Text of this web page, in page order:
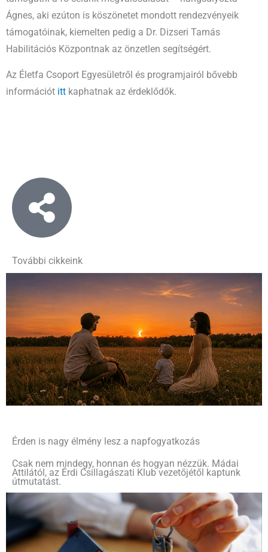
Ágnes, aki ezúton is köszönetet mondott rendezvényeik
támogatóinak, kiemelten pedig a Dr. Dizseri Tamás
Habilitációs Központnak az önzetlen segítségért.
Az Életfa Csoport Egyesületről és programjairól bővebb
információt itt kaphatnak az érdeklődők.
További cikkeink
Érden is nagy élmény lesz a napfogyatkozás
Csak nem mindegy, honnan és hogyan nézzük. Mádai
Attilától, az Érdi Csillagászati Klub vezetőjétől kaptunk
útmutatást.